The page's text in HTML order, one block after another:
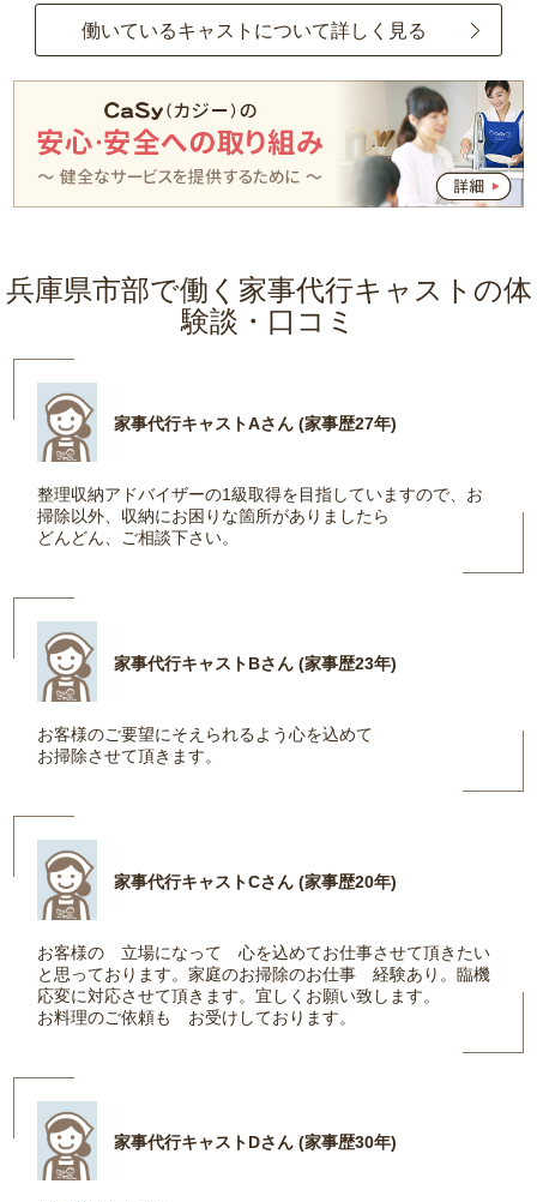
働いているキャストについて詳しく見る
兵庫県市部で働く家事代行キャストの体
験談・口コミ
家事代行キャストAさん (家事歴27年)
整理収納アドバイザーの1級取得を目指していますので、お
掃除以外、収納にお困りな箇所がありましたら
どんどん、ご相談下さい。
家事代行キャストBさん (家事歴23年)
お客様のご要望にそえられるよう心を込めて
お掃除させて頂きます。
家事代行キャストCさん (家事歴20年)
お客様の 立場になって 心を込めてお仕事させて頂きたい
と思っております。家庭のお掃除のお仕事 経験あり。臨機
応変に対応させて頂きます。宜しくお願い致します。
お料理のご依頼も お受けしております。
家事代行キャストDさん (家事歴30年)